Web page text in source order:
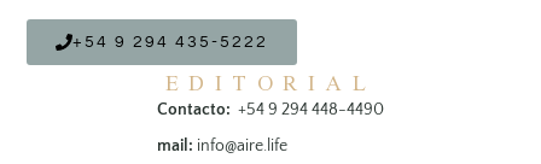
+54 9 294 435-5222
EDITORIAL
Contacto: +54 9 294 448-4490
mail: info@aire.life